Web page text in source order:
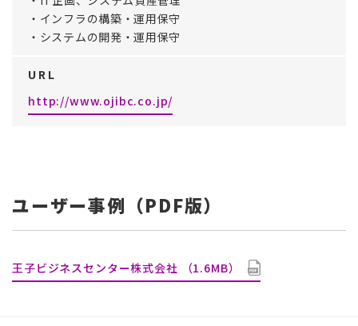
・インフラの構築・運用保守
・システムの開発・運用保守
U R L
http://www.ojibc.co.jp/
ユーザー事例（PDF版）
王子ビジネスセンター株式会社 （1.6MB）